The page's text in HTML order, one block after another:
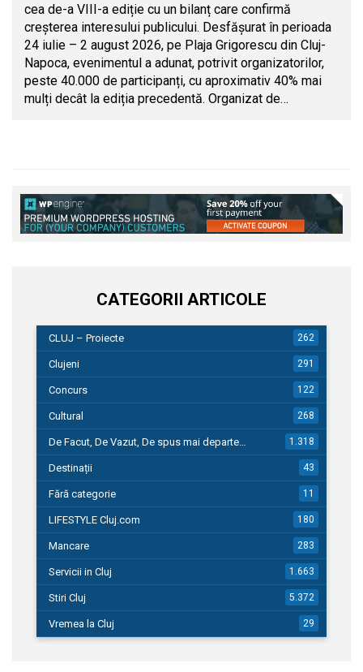
cea de-a VIII-a ediție cu un bilanț care confirmă
creșterea interesului publicului. Desfășurat în perioada
24 iulie – 2 august 2026, pe Plaja Grigorescu din Cluj-
Napoca, evenimentul a adunat, potrivit organizatorilor,
peste 40.000 de participanți, cu aproximativ 40% mai
mulți decât la ediția precedentă. Organizat de…
CATEGORII ARTICOLE
CLUJ – Proiecte 262
Clujeni 291
Concurs 122
Cultural 268
De Facut, De Vazut, De spus mai departe… 1.318
Destinații 43
Fără categorie 11
LIFESTYLE Cluj.com 180
Mancare 283
Servicii in Cluj 1.663
Stiri Cluj 5.372
Vremea la Cluj 29